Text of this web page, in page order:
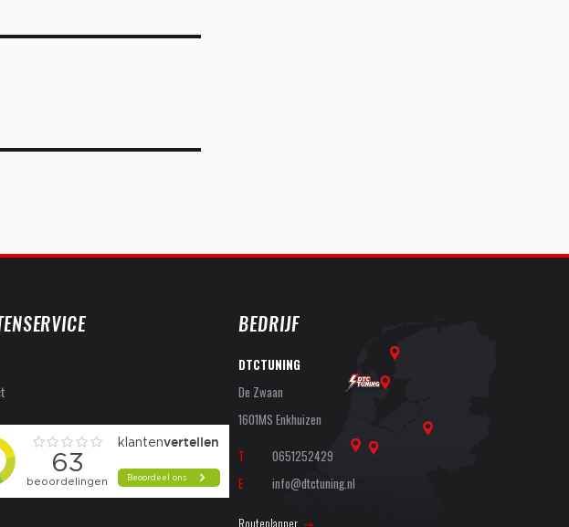
BEDRIJF
DTCTUNING
De Zwaan
1601MS Enkhuizen
T
0651252429
E
info@dtctuning.nl
Routeplanner